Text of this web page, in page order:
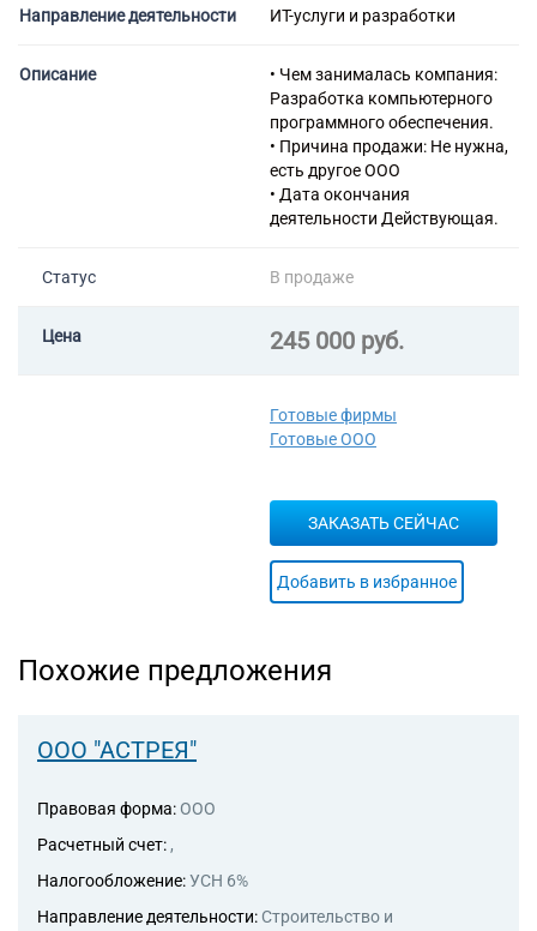
программным обеспечением в
магазинах
61.10.4 Деятельность в
области документальной
электросвязи
62.02 Деятельность
консультативная и работы в
области компьютерных
связанная с использованием
информационных технологий,
обработке данных,
предоставление услуг по
размещению информации и
деятельность
63.11.1 Деятельность по
созданию и использованию
баз данных и
информационных ресурсов
69.20 Деятельность по
рекламных агентств
Направление деятельности ИТ-услуги и разработки
Описание
• Чем занималась компания:
Разработка компьютерного
программного обеспечения.
• Причина продажи: Не нужна,
есть другое ООО
• Дата окончания
деятельности Действующая.
Статус В продаже
Цена 245 000 руб.
Готовые фирмы
Готовые ООО
ЗАКАЗАТЬ СЕЙЧАС
Добавить в избранное
Похожие предложения
ООО "АСТРЕЯ"
Правовая форма: ООО
Расчетный счет: ,
Налогообложение:УСН 6%
Направление деятельности: Строительство и